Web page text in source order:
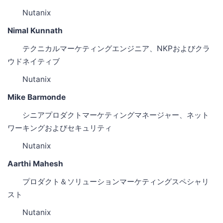
Nutanix
Nimal Kunnath
テクニカルマーケティングエンジニア、NKPおよびクラ
ウドネイティブ
Nutanix
Mike Barmonde
シニアプロダクトマーケティングマネージャー、ネット
ワーキングおよびセキュリティ
Nutanix
Aarthi Mahesh
プロダクト＆ソリューションマーケティングスペシャリ
スト
Nutanix